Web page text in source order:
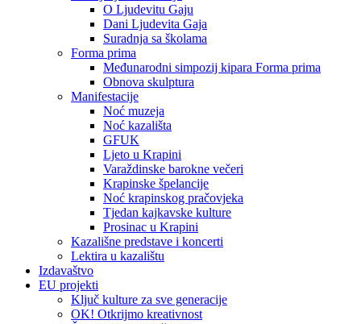
O Ljudevitu Gaju
Dani Ljudevita Gaja
Suradnja sa školama
Forma prima
Međunarodni simpozij kipara Forma prima
Obnova skulptura
Manifestacije
Noć muzeja
Noć kazališta
GFUK
Ljeto u Krapini
Varaždinske barokne večeri
Krapinske špelancije
Noć krapinskog pračovjeka
Tjedan kajkavske kulture
Prosinac u Krapini
Kazališne predstave i koncerti
Lektira u kazalištu
Izdavaštvo
EU projekti
Ključ kulture za sve generacije
OK! Otkrijmo kreativnost